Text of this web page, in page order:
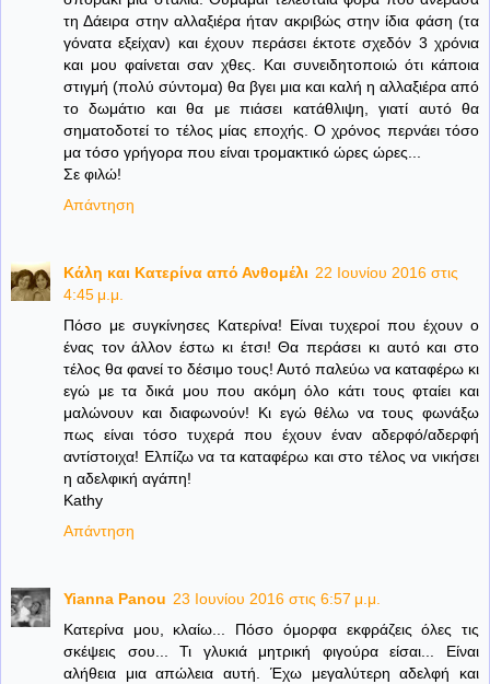
τη Δάειρα στην αλλαξιέρα ήταν ακριβώς στην ίδια φάση (τα
γόνατα εξείχαν) και έχουν περάσει έκτοτε σχεδόν 3 χρόνια
και μου φαίνεται σαν χθες. Και συνειδητοποιώ ότι κάποια
στιγμή (πολύ σύντομα) θα βγει μια και καλή η αλλαξιέρα από
το δωμάτιο και θα με πιάσει κατάθλιψη, γιατί αυτό θα
σηματοδοτεί το τέλος μίας εποχής. Ο χρόνος περνάει τόσο
μα τόσο γρήγορα που είναι τρομακτικό ώρες ώρες...
Σε φιλώ!
Απάντηση
Κάλη και Κατερίνα από Ανθομέλι 22 Ιουνίου 2016 στις
4:45 μ.μ.
Πόσο με συγκίνησες Κατερίνα! Είναι τυχεροί που έχουν ο
ένας τον άλλον έστω κι έτσι! Θα περάσει κι αυτό και στο
τέλος θα φανεί το δέσιμο τους! Αυτό παλεύω να καταφέρω κι
εγώ με τα δικά μου που ακόμη όλο κάτι τους φταίει και
μαλώνουν και διαφωνούν! Κι εγώ θέλω να τους φωνάξω
πως είναι τόσο τυχερά που έχουν έναν αδερφό/αδερφή
αντίστοιχα! Ελπίζω να τα καταφέρω και στο τέλος να νικήσει
η αδελφική αγάπη!
Kathy
Απάντηση
Yianna Panou 23 Ιουνίου 2016 στις 6:57 μ.μ.
Κατερίνα μου, κλαίω... Πόσο όμορφα εκφράζεις όλες τις
σκέψεις σου... Τι γλυκιά μητρική φιγούρα είσαι... Είναι
αλήθεια μια απώλεια αυτή. Έχω μεγαλύτερη αδελφή και